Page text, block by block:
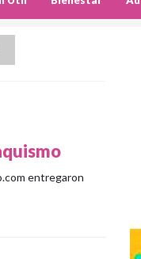
entregaron